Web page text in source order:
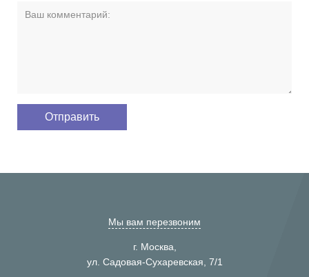
Мы вам перезвоним
г. Москва,
ул. Садовая-Сухаревская, 7/1